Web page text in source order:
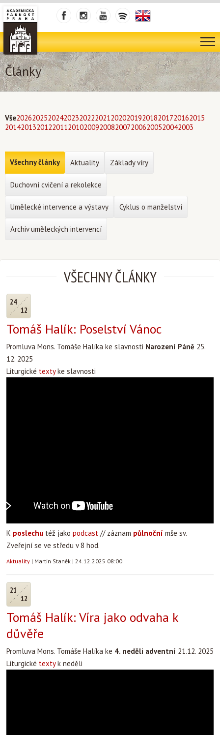
Články
Vše202620252024202320222021202020192018201720162015
201420132012201120102009200820072006200520042003
VŠECHNY ČLÁNKY
24
12
Tomáš Halík: Poselství Vánoc
Promluva Mons. Tomáše Halíka ke slavnosti Narození Páně 25.
12. 2025
Liturgické textyke slavnosti
K poslechu též jako podcast // záznam půlnoční mše sv.
Zveřejní se ve středu v 8 hod.
Aktuality | Martin Staněk | 24.12.2025 08:00
21
12
Tomáš Halík: Víra jako odvaha k
důvěře
Promluva Mons. Tomáše Halíka ke 4. neděli adventní 21.12. 2025
Liturgické textyk neděli
Všechny články Aktuality Základy víry
Duchovní cvičení a rekolekce
Umělecké intervence a výstavy Cyklus o manželství
Archiv uměleckých intervencí